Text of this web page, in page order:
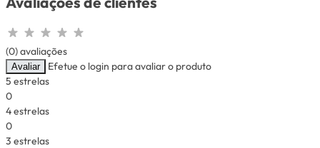
(0) avaliações
Avaliar
Efetue o login para avaliar o produto
5 estrelas
0
4 estrelas
0
3 estrelas